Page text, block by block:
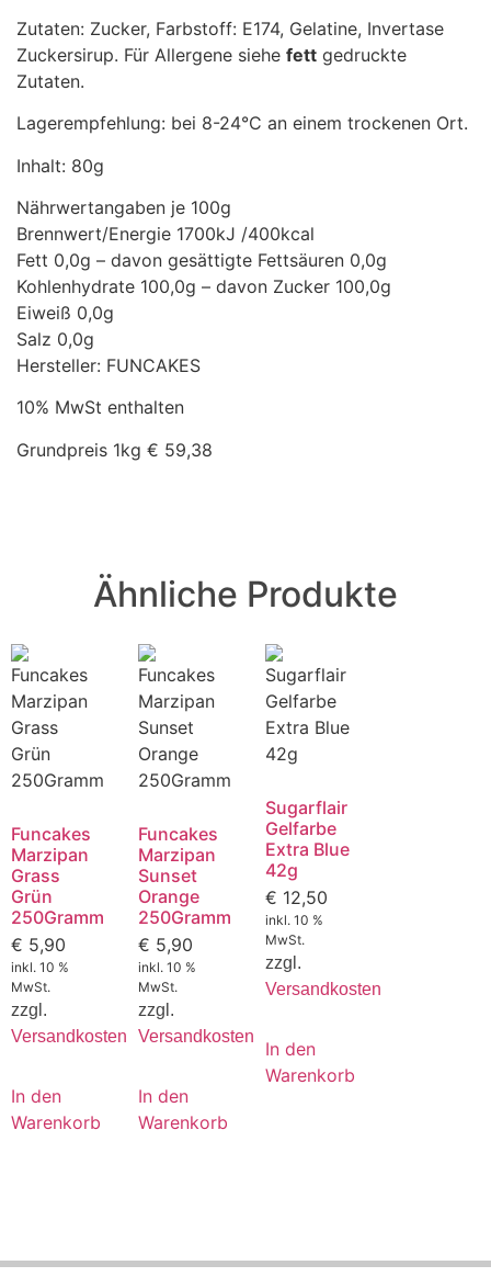
Zutaten: Zucker, Farbstoff: E174, Gelatine, Invertase
Zuckersirup. Für Allergene siehe fett gedruckte
Zutaten.
Lagerempfehlung: bei 8-24°C an einem trockenen Ort.
Inhalt: 80g
Nährwertangaben je 100g
Brennwert/Energie 1700kJ /400kcal
Fett 0,0g – davon gesättigte Fettsäuren 0,0g
Kohlenhydrate 100,0g – davon Zucker 100,0g
Eiweiß 0,0g
Salz 0,0g
Hersteller: FUNCAKES
10% MwSt enthalten
Grundpreis 1kg € 59,38
Ähnliche Produkte
Funcakes
Marzipan
Grass
Grün
250Gramm
€ 5,90
inkl. 10 %
MwSt.
zzgl.
Versandkosten
In den
Warenkorb
Funcakes
Marzipan
Sunset
Orange
250Gramm
€ 5,90
inkl. 10 %
MwSt.
zzgl.
Versandkosten
In den
Warenkorb
Sugarflair
Gelfarbe
Extra Blue
42g
€ 12,50
inkl. 10 %
MwSt.
zzgl.
Versandkosten
In den
Warenkorb